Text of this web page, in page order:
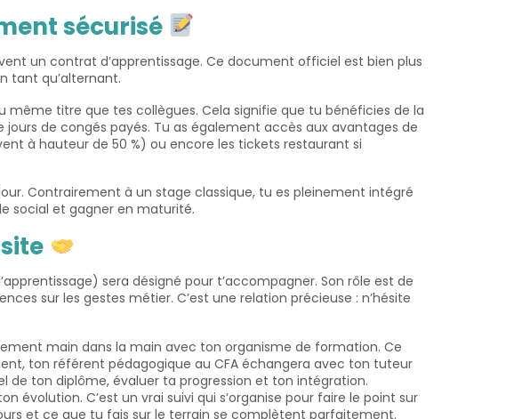
sécurisé
un contrat d’apprentissage. Ce document officiel est bien plus
tant qu’alternant.
titre que tes collègues. Cela signifie que tu bénéficies de la
de congés payés. Tu as également accès aux avantages de
à hauteur de 50 %) ou encore les tickets restaurant si
Contrairement à un stage classique, tu es pleinement intégré
social et gagner en maturité.
sera désigné pour t’accompagner. Son rôle est de
sur les gestes métier. C’est une relation précieuse : n’hésite
main dans la main avec ton organisme de formation. Ce
ton référent pédagogique au CFA échangera avec ton tuteur
de ton diplôme, évaluer ta progression et ton intégration.
évolution. C’est un vrai suivi qui s’organise pour faire le point sur
et ce que tu fais sur le terrain se complètent parfaitement.